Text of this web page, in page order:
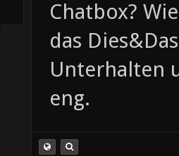
Chatbox?
das
Unterhalten
eng.